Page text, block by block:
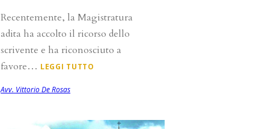
Recentemente, la Magistratura
adita ha accolto il ricorso dello
scrivente e ha riconosciuto a
favore… LEGGI TUTTO
Avv. Vittorio De Rosas